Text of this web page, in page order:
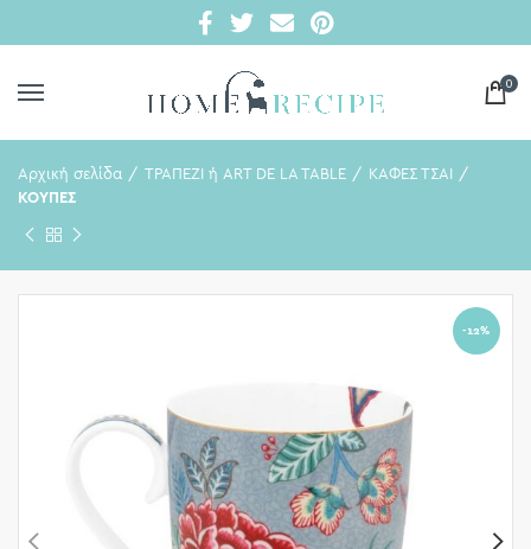
0
Αρχική σελίδα ΤΡΑΠΕΖΙ ή ART DE LA TABLE
ΚΑΦΕΣ ΤΣΑΙ
ΚΟΥΠΕΣ
-12%